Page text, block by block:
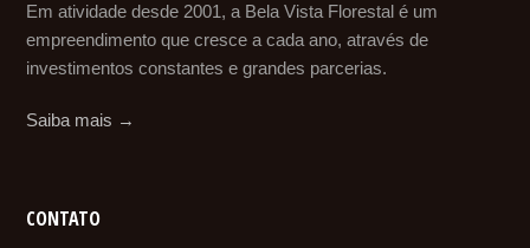
Em atividade desde 2001, a Bela Vista Florestal é um
empreendimento que cresce a cada ano, através de
investimentos constantes e grandes parcerias.
Saiba mais →
CONTATO